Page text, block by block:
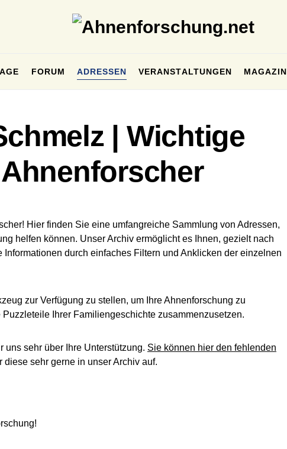
FORUM ADRESSEN VERANSTALTUNGEN MAGAZIN
| Wichtige
Hier finden Sie eine umfangreiche Sammlung von Adressen,
helfen können. Unser Archiv ermöglicht es Ihnen, gezielt nach
durch einfaches Filtern und Anklicken der einzelnen
zur Verfügung zu stellen, um Ihre Ahnenforschung zu
Ihrer Familiengeschichte zusammenzusetzen.
uns sehr über Ihre Unterstützung. Sie können hier den fehlenden
diese sehr gerne in unser Archiv auf.